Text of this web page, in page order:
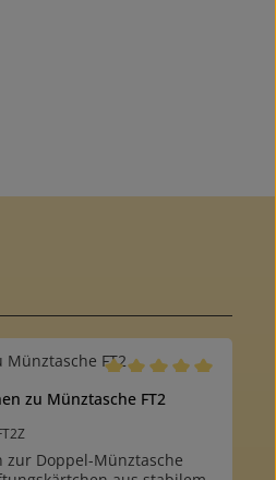
Durchschnittliche
zu Münztasche FT2
Doppel-Münztasche